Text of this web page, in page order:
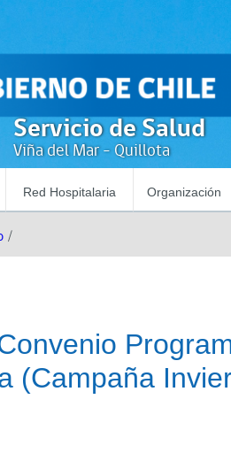
Servicio de Salud
Viña del Mar - Quillota
Red Hospitalaria Organización
/
(Campaña